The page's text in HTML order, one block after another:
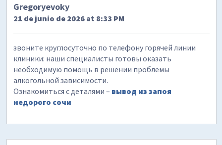
Gregoryevoky
21 de junio de 2026 at 8:33 PM
звоните круглосуточно по телефону горячей линии
клиники: наши специалисты готовы оказать
необходимую помощь в решении проблемы
алкогольной зависимости.
Ознакомиться с деталями – вывод из запоя
недорого сочи